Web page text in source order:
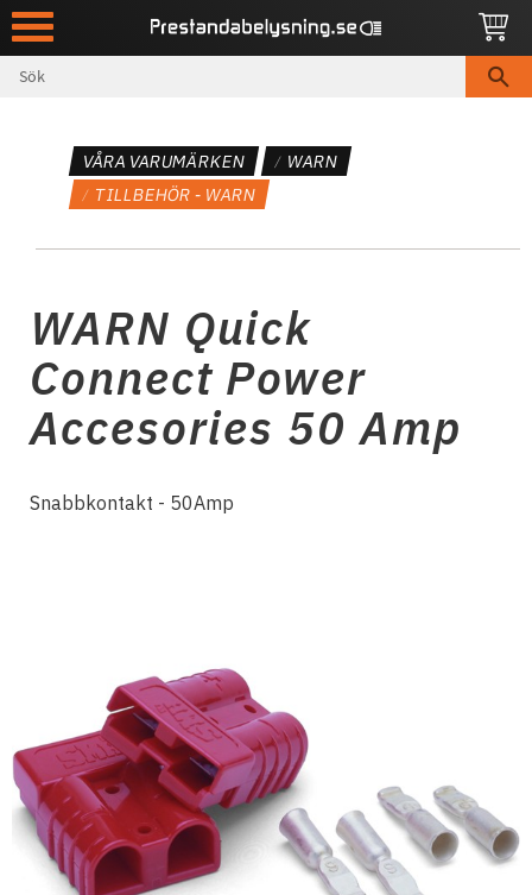
Meny
VÅRA VARUMÄRKEN
WARN
TILLBEHÖR - WARN
WARN Quick
Connect Power
Accesories 50 Amp
Snabbkontakt - 50Amp